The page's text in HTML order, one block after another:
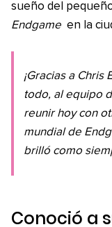
sueño del
Endgame en la
¡Gracias a Chris
todo, al equipo
reunir hoy con
mundial de
brilló como
Conoció a